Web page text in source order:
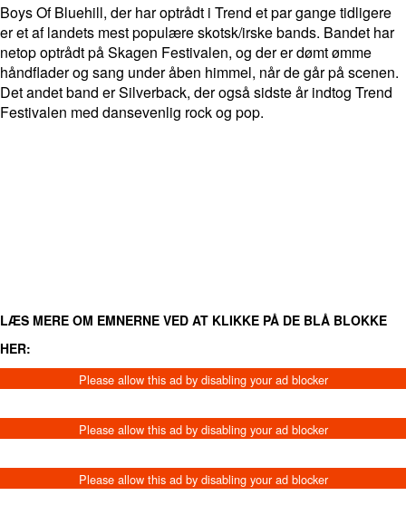
Boys Of Bluehill, der har optrådt i Trend et par gange tidligere
er et af landets mest populære skotsk/irske bands. Bandet har
netop optrådt på Skagen Festivalen, og der er dømt ømme
håndflader og sang under åben himmel, når de går på scenen.
Det andet band er Silverback, der også sidste år indtog Trend
Festivalen med dansevenlig rock og pop.
LÆS MERE OM EMNERNE VED AT KLIKKE PÅ DE BLÅ BLOKKE
HER: